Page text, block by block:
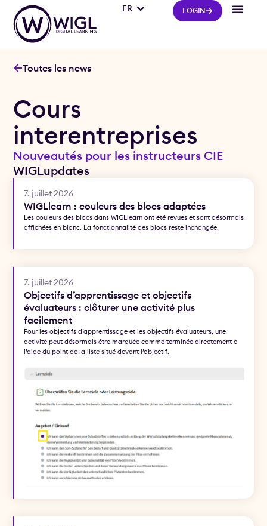
LOGIN
FR
IT
Toutes les news
Cours
interentreprises
Nouveautés pour les instructeurs CIE
WIGLupdates
7. juillet 2026
WIGLlearn : couleurs des blocs adaptées
Les couleurs des blocs dans WIGLlearn ont été revues et sont désormais
affichées en blanc. La fonctionnalité des blocs reste inchangée.
7. juillet 2026
Objectifs d’apprentissage et objectifs
évaluateurs : clôturer une activité plus
facilement
Pour les objectifs d’apprentissage et les objectifs évaluateurs, une
activité peut désormais être marquée comme terminée directement à
l’aide du point de la liste situé devant l’objectif.